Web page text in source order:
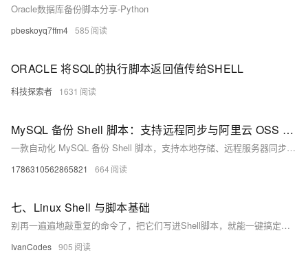
Oracle数据库备份脚本分享-Python
pbeskoyq7ffm4 585
ORACLE 将SQL的执行脚本返回值传给SHELL
科技探索者 1631
MySQL 备份 Shell 脚本：支持远程同步与阿里云 OSS 备份
一款自动化 MySQL 备份 Shell 脚本，支持本地存储、远程服务器同步（SSH+rsync）、阿里云 OSS 备份，并自动清理过期备份。适用于数据库管理员和开发者，帮助确保数据安全。
1786310562865821 664
七、Linux Shell 与脚本基础
别再一遍遍地敲重复的命令了，把它们写进Shell脚本，就能一键搞定。脚本本质上就是个存着一堆命令的文本文件，但要让它“活”起来，有几个关键点：文件开头最好用#!/usr/bin/env bash来指定解释器，并用chmod +x给它执行权限。执行时也有讲究：./script.sh是在一个新“房间”（子Shell）里跑，不影响你；而source script.sh是在当前“房间”里跑，适合用来加载环境变量和配置文件。
IvanCodes 905